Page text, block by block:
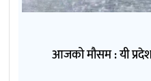
आजको मौसम : यी